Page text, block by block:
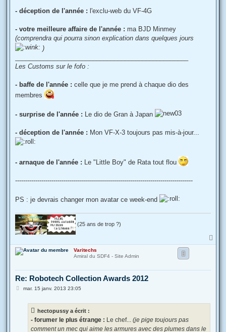
- déception de l'année : l'exclu-web du VF-4G
- votre meilleure affaire de l'année : ma BJD Minmey
(comprendra qui pourra sinon explication dans quelques jours
)
Les Customs sur le fofo :
- baffe de l'année : celle que je me prend à chaque dio des
membres
- surprise de l'année : Le dio de Gran à Japan
- déception de l'année : Mon VF-X-3 toujours pas mis-à-jour...
- arnaque de l'année : Le "Little Boy" de Rata tout flou
----------------------------------------------------------------------------------------
PS : je devrais changer mon avatar ce week-end
(25 ans de trop ?)
a
Varitechs
Amiral du SDF4 - Site Admin
Re: Robotech Collection Awards 2012
Mmar. 15 janv. 2013 23:05
hectopussy a écrit :
- forumer le plus étrange : Le chef... (je pige toujours pas
comment un mec qui aime les armures avec des plumes dans le